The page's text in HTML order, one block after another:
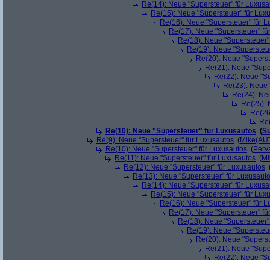
Re(14): Neue "Supersteuer" für
Re(15): Neue "Supersteuer" für
Re(16): Neue "Supersteuer" für
Re(17): Neue "Supersteuer"
Re(18): Neue
Re(19): Neue
Re(20): Neue
Re(21): Neue
Re(22): Neue
Re(23):
Re(24):
Re(25):
Re(10): Neue "Supersteuer" für Luxusautos (
Re(9): Neue "Supersteuer" für Luxusautos (
Re(10): Neue "Supersteuer" für Luxusautos (
Re(11): Neue "Supersteuer" für Luxusautos (
Re(12): Neue "Supersteuer" für Luxusautos
Re(13): Neue "Supersteuer" für
Re(14): Neue "Supersteuer" für
Re(15): Neue "Supersteuer" für
Re(16): Neue "Supersteuer" für
Re(17): Neue "Supersteuer"
Re(18): Neue
Re(19): Neue
Re(20): Neue
Re(21): Neue
Re(22): Neue